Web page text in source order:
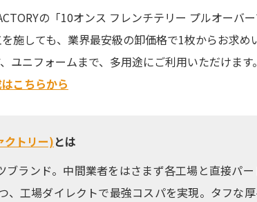
の「10オンス フレンチテリー プルオーバ
施しても、業界最安級の卸価格で1枚からお求
ユニフォームまで、多用途にご利用いただけま
こちらから
クトリー)とは
ブランド。中間業者をはさまず各工場と直接パ
、工場ダイレクトで最強コスパを実現。タフな